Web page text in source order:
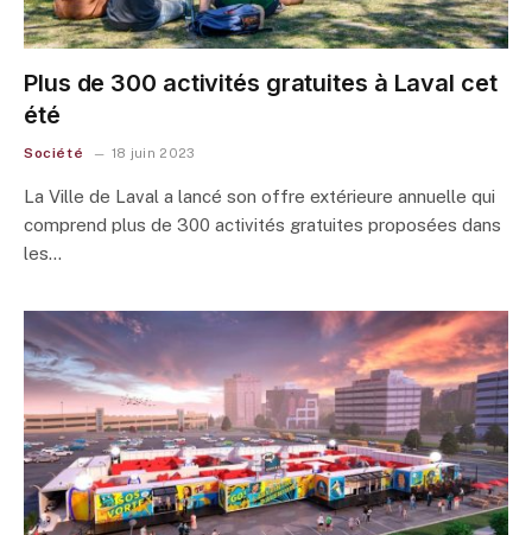
Plus de 300 activités gratuites à Laval cet
été
Société 18 juin 2023
La Ville de Laval a lancé son offre extérieure annuelle qui
comprend plus de 300 activités gratuites proposées dans
les…